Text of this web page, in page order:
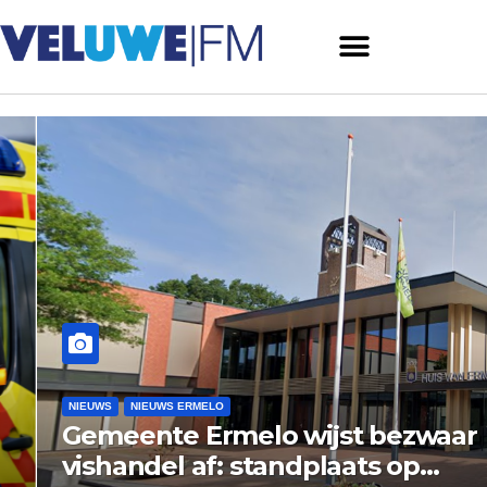
NIEUWS NIEUWS ERMELO
Gemeente Ermelo wijst bezwaar
vishandel af: standplaats op